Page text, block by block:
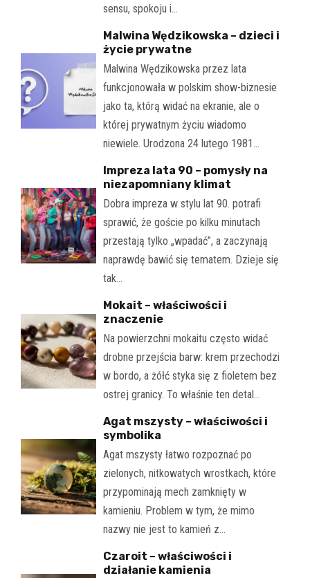
sensu, spokoju i…
Malwina Wędzikowska – dzieci i
życie prywatne
Malwina Wędzikowska przez lata
funkcjonowała w polskim show-biznesie
jako ta, którą widać na ekranie, ale o
której prywatnym życiu wiadomo
niewiele. Urodzona 24 lutego 1981…
Impreza lata 90 – pomysły na
niezapomniany klimat
Dobra impreza w stylu lat 90. potrafi
sprawić, że goście po kilku minutach
przestają tylko „wpadać”, a zaczynają
naprawdę bawić się tematem. Dzieje się
tak…
Mokait – właściwości i
znaczenie
Na powierzchni mokaitu często widać
drobne przejścia barw: krem przechodzi
w bordo, a żółć styka się z fioletem bez
ostrej granicy. To właśnie ten detal…
Agat mszysty – właściwości i
symbolika
Agat mszysty łatwo rozpoznać po
zielonych, nitkowatych wrostkach, które
przypominają mech zamknięty w
kamieniu. Problem w tym, że mimo
nazwy nie jest to kamień z…
Czaroit – właściwości i
działanie kamienia